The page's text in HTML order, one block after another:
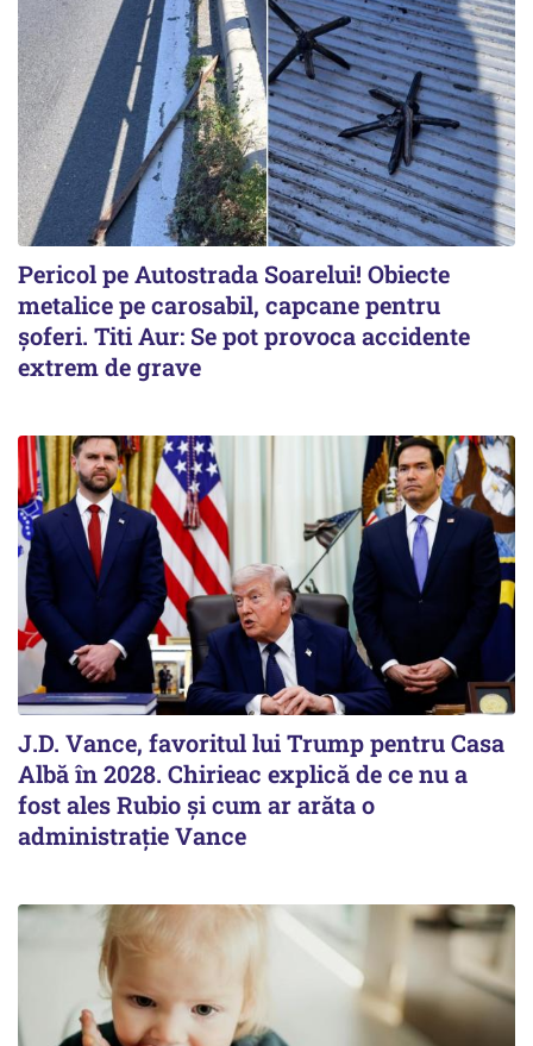
Pericol pe Autostrada Soarelui! Obiecte
metalice pe carosabil, capcane pentru
șoferi. Titi Aur: Se pot provoca accidente
extrem de grave
J.D. Vance, favoritul lui Trump pentru Casa
Albă în 2028. Chirieac explică de ce nu a
fost ales Rubio și cum ar arăta o
administrație Vance